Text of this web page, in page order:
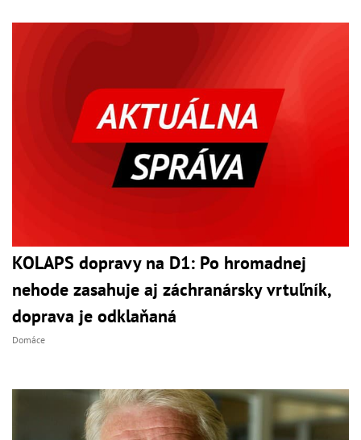
KOLAPS dopravy na D1: Po hromadnej
nehode zasahuje aj záchranársky vrtuľník,
doprava je odklaňaná
Domáce